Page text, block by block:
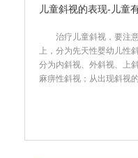
儿童斜视的表现-儿童
治疗儿童斜视，要注意
上，分为先天性婴幼儿性
分为内斜视、外斜视、上
麻痹性斜视；从出现斜视